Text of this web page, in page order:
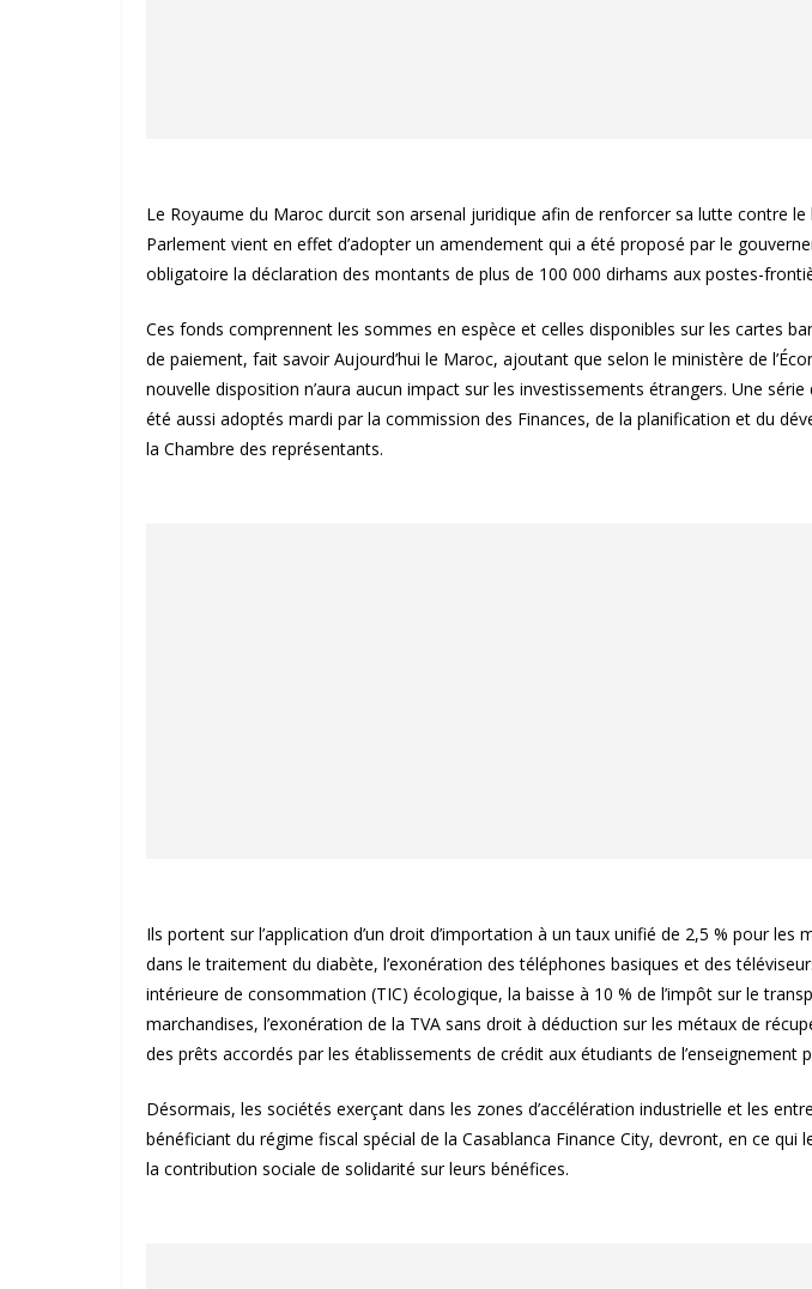
Le Royaume du Maroc durcit son arsenal juridique afin de renforcer sa lutte contre le
Parlement vient en effet d’adopter un amendement qui a été proposé par le
obligatoire la déclaration des montants de plus de 100 000 dirhams aux postes-
Ces fonds comprennent les sommes en espèce et celles disponibles sur les cartes
de paiement, fait savoir Aujourd’hui le Maroc, ajoutant que selon le ministère de
nouvelle disposition n’aura aucun impact sur les investissements étrangers. Une
été aussi adoptés mardi par la commission des Finances, de la planification et du
la Chambre des représentants.
Ils portent sur l’application d’un droit d’importation à un taux unifié de 2,5 % pour les
dans le traitement du diabète, l’exonération des téléphones basiques et des
intérieure de consommation (TIC) écologique, la baisse à 10 % de l’impôt sur le
marchandises, l’exonération de la TVA sans droit à déduction sur les métaux de
des prêts accordés par les établissements de crédit aux étudiants de l’enseignement
Désormais, les sociétés exerçant dans les zones d’accélération industrielle et les
bénéficiant du régime fiscal spécial de la Casablanca Finance City, devront, en ce qui
la contribution sociale de solidarité sur leurs bénéfices.